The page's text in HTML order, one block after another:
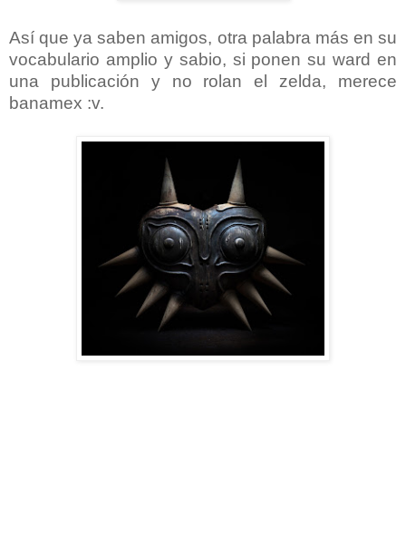
Así que ya saben amigos, otra palabra más en su
vocabulario amplio y sabio, si ponen su ward en
una publicación y no rolan el zelda, merece
banamex :v.